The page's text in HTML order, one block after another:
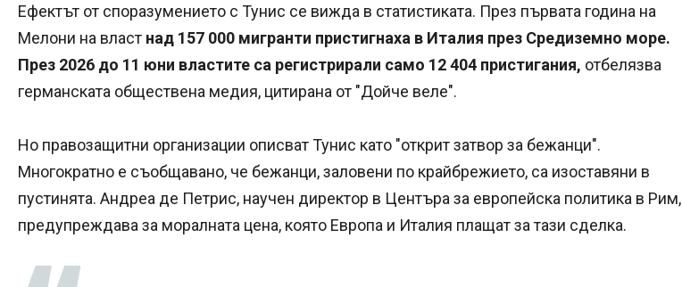
Ефектът от споразумението с Тунис се вижда в статистиката. През първата година на
Мелони на власт над 157 000 мигранти пристигнаха в Италия през Средиземно море.
През 2026 до 11 юни властите са регистрирали само 12 404 пристигания, отбелязва
германската обществена медия, цитирана от "Дойче веле".
Но правозащитни организации описват Тунис като "открит затвор за бежанци".
Многократно е съобщавано, че бежанци, заловени по крайбрежието, са изоставяни в
пустинята. Андреа де Петрис, научен директор в Центъра за европейска политика в Рим,
предупреждава за моралната цена, която Европа и Италия плащат за тази сделка.